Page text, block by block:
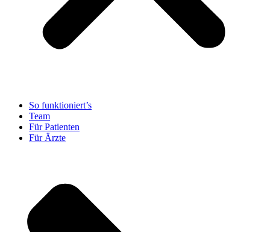
So funktioniert’s
Team
Für Patienten
Für Ärzte